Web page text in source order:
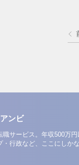
ンビ
サービス。年収500万
行政など、ここにしかな